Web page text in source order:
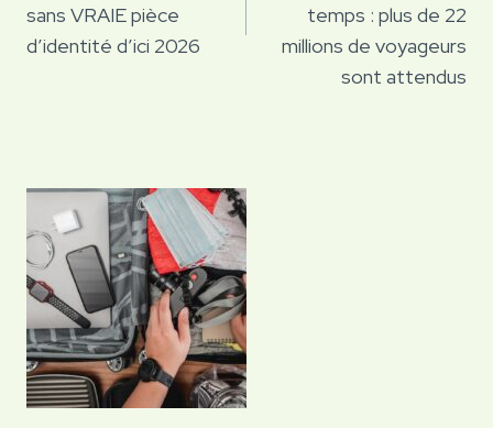
sans VRAIE pièce
d’identité d’ici 2026
temps : plus de 22
millions de voyageurs
sont attendus